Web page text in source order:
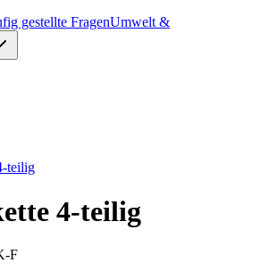
gestellte FragenUmwelt &
teilig
4-teilig
F